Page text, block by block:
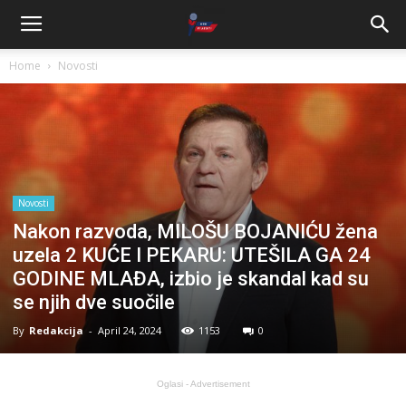
Home Novosti
Novosti
Nakon razvoda, MILOŠU BOJANIĆU žena
uzela 2 KUĆE I PEKARU: UTEŠILA GA 24
GODINE MLAĐA, izbio je skandal kad su
se njih dve suočile
By Redakcija - April 24, 2024 1153 0
Oglasi - Advertisement